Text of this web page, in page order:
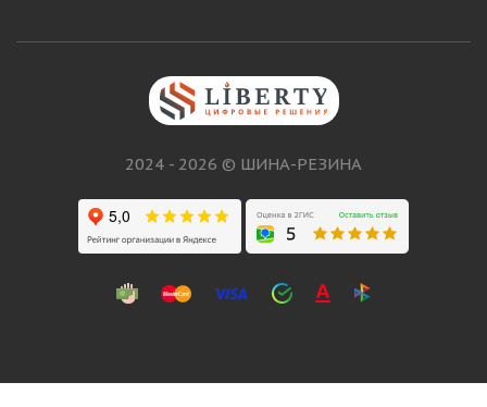
2024 - 2026 © ШИНА-РЕЗИНА